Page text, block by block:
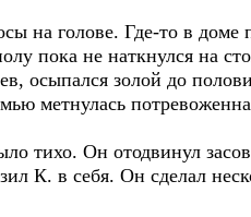
на голове. Где-то в доме
пока не наткнулся на
осыпался золой до
метнулась
тихо. Он отодвинул
К. в себя. Он сделал